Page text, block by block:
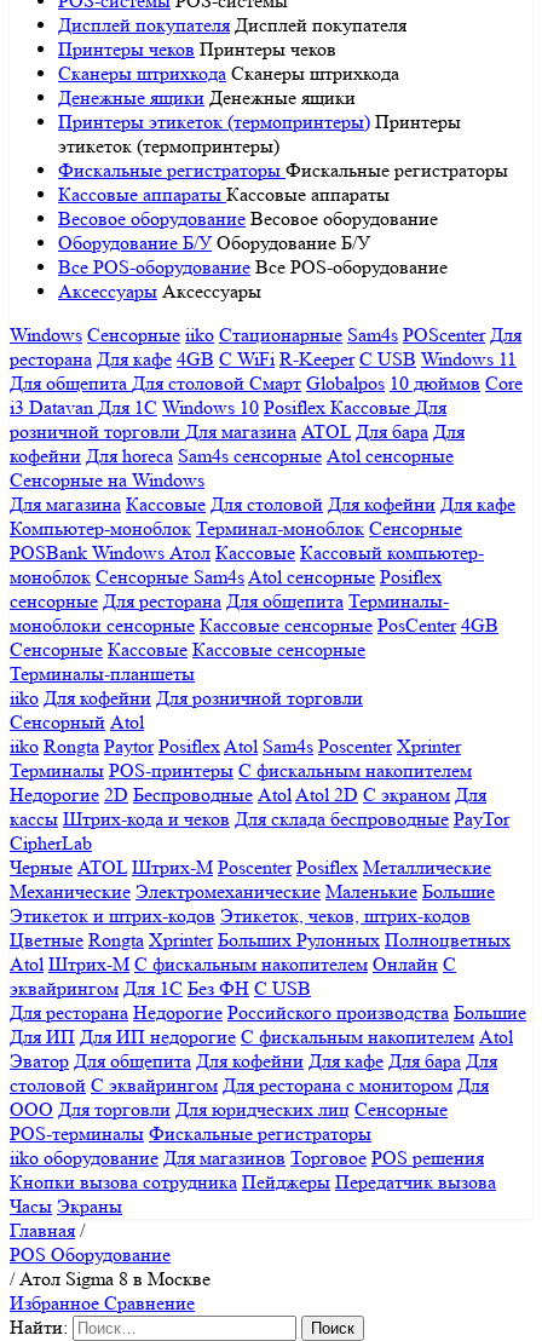
Дисплей покупателя Дисплей покупателя
Принтеры чеков Принтеры чеков
Сканеры штрихкода Сканеры штрихкода
Денежные ящики Денежные ящики
Принтеры этикеток (термопринтеры) Принтеры
этикеток (термопринтеры)
Фискальные регистраторы Фискальные регистраторы
Кассовые аппараты Кассовые аппараты
Весовое оборудование Весовое оборудование
Оборудование Б/У Оборудование Б/У
Все POS-оборудование Все POS-оборудование
Аксессуары Аксессуары
Windows Сенсорные iiko Стационарные Sam4s POScenter Для
ресторана Для кафе 4GB С WiFi R-Keeper С USB Windows 11
Для общепита Для столовой Смарт Globalpos 10 дюймов Core
i3 Datavan Для 1С Windows 10 Posiflex Кассовые Для
розничной торговли Для магазина ATOL Для бара Для
кофейни Для horeca Sam4s сенсорные Atol сенсорные
Сенсорные на Windows
Для магазина Кассовые Для столовой Для кофейни Для кафе
Компьютер-моноблок Терминал-моноблок Сенсорные
POSBank Windows Атол Кассовые Кассовый компьютер-
моноблок Сенсорные Sam4sAtol сенсорные Posiflex
сенсорные Для ресторана Для общепита Терминалы-
моноблоки сенсорные Кассовые сенсорные PosCenter 4GB
Сенсорные Кассовые Кассовые сенсорные
Терминалы-планшеты
iiko Для кофейни Для розничной торговли
Сенсорный Atol
iiko Rongta Paytor PosiflexAtol Sam4s Poscenter Xprinter
Терминалы POS-принтеры С фискальным накопителем
Недорогие 2D Беспроводные AtolAtol 2D С экраном Для
кассы Штрих-кода и чеков Для склада беспроводные PayTor
CipherLab
Черные ATOL Штрих-М Poscenter Posiflex Металлические
Механические Электромеханические Маленькие Большие
Этикеток и штрих-кодов Этикеток, чеков, штрих-кодов
Цветные Rongta Xprinter Больших Рулонных Полноцветных
Atol Штрих-М С фискальным накопителем Онлайн С
эквайрингом Для 1С Без ФН С USB
Для ресторана Недорогие Российского производства Большие
Для ИП Для ИП недорогие С фискальным накопителем Atol
Эватор Для общепита Для кофейни Для кафе Для бара Для
столовой С эквайрингом Для ресторана с монитором Для
ООО Для торговли Для юридческих лиц Сенсорные
POS-терминалы Фискальные регистраторы
iiko оборудование Для магазинов Торговое POS решения
Кнопки вызова сотрудника Пейджеры Передатчик вызова
Часы Экраны
Главная /
POS Оборудование
/Атол Sigma 8 в Москве
Избранное Сравнение
Найти: